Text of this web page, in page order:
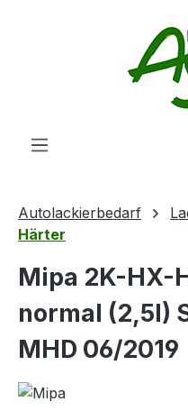
Autolackierbedarf
Härter
Mipa 2K-HX-
normal (2,5l)
MHD 06/2019